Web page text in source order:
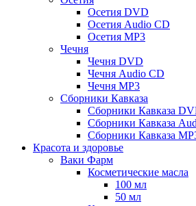
Осетия DVD
Осетия Audio CD
Осетия MP3
Чечня
Чечня DVD
Чечня Audio CD
Чечня MP3
Сборники Кавказа
Сборники Кавказа
Сборники Кавказа
Сборники Кавказа
Красота и здоровье
Ваки Фарм
Косметические масла
100 мл
50 мл